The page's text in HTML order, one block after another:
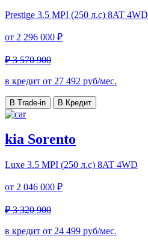
Prestige 3.5 MPI (250 л.с) 8AT 4WD
от 2 296 000 ₽
₽ 3 570 900
в кредит от 27 492 руб/мес.
В Trade-in В Кредит
kia Sorento
Luxe 3.5 MPI (250 л.с) 8AT 4WD
от 2 046 000 ₽
₽ 3 320 900
в кредит от 24 499 руб/мес.